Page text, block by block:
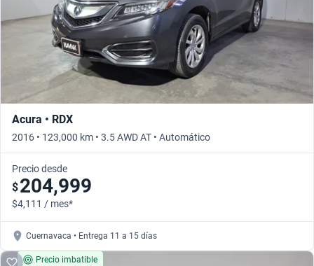
Acura • RDX
2016 • 123,000 km • 3.5 AWD AT • Automático
Precio desde
$204,999
$4,111 / mes*
Cuernavaca • Entrega 11 a 15 días
Precio imbatible